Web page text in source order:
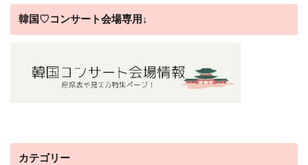
韓国♡コンサート会場専用↓
カテゴリー